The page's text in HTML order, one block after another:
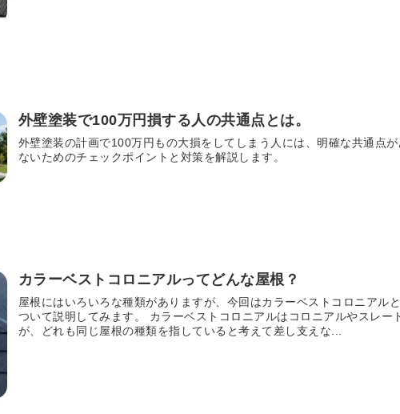
外壁塗装で100万円損する人の共通点とは。
外壁塗装の計画で100万円もの大損をしてしまう人には、明確な共通点
ないためのチェックポイントと対策を解説します。
カラーベストコロニアルってどんな屋根？
屋根にはいろいろな種類がありますが、今回はカラーベストコロニアル
ついて説明してみます。 カラーベストコロニアルはコロニアルやスレー
が、どれも同じ屋根の種類を指していると考えて差し支えな...